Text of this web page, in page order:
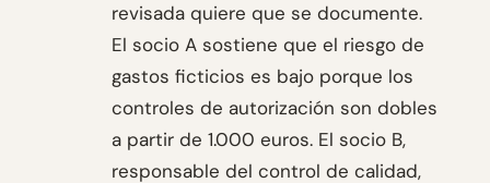
revisada quiere que se documente.
El socio A sostiene que el riesgo de
gastos ficticios es bajo porque los
controles de autorización son dobles
a partir de 1.000 euros. El socio B,
responsable del control de calidad,